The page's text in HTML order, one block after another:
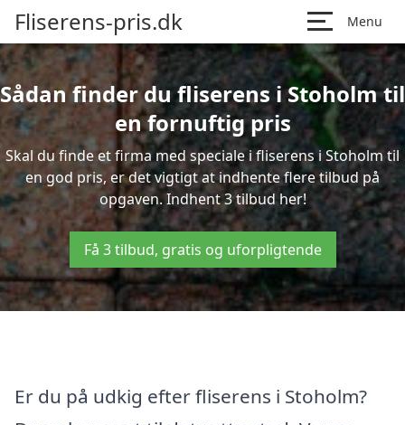
Fliserens-pris.dk Menu
Sådan finder du fliserens i Stoholm til
en fornuftig pris
Skal du finde et firma med speciale i fliserens i Stoholm til
en god pris, er det vigtigt at indhente flere tilbud på
opgaven. Indhent 3 tilbud her!
Få 3 tilbud, gratis og uforpligtende
Er du på udkig efter fliserens i Stoholm?